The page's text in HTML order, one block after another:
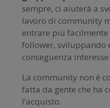
sempre, ci aiuterà a
lavoro di community
entrare più
follower, sviluppando
conseguenza interesse.
La community non è
fatta da gente che ha
l’acquisto.